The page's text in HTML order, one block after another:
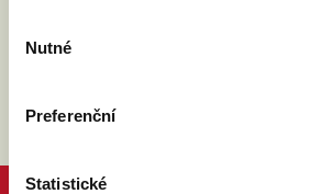
souhlasu
Nutné
Preferenční
Statistické